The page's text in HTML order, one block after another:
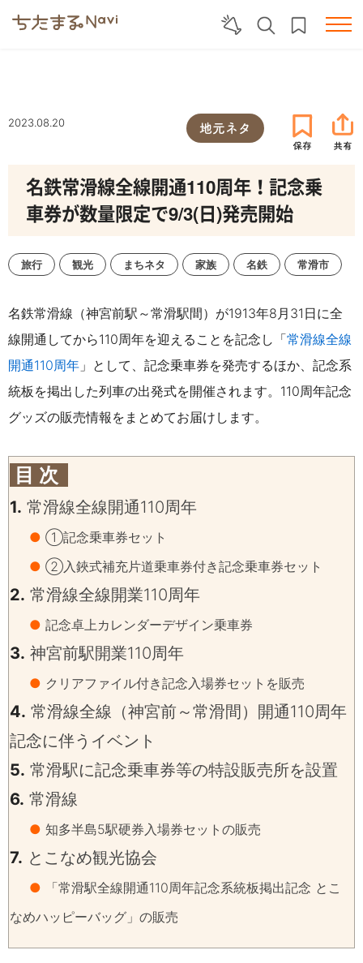
2023.08.20 地元ネタ
名鉄常滑線全線開通110周年！記念乗
車券が数量限定で9/3(日)発売開始
旅行 観光 まちネタ 家族 名鉄 常滑市
名鉄常滑線（神宮前駅～常滑駅間）が1913年8月31日に全
線開通してから110周年を迎えることを記念し「常滑線全線
開通110周年 」として、記念乗車券を発売するほか、記念系
統板を掲出した列車の出発式を開催されます。110周年記念
グッズの販売情報をまとめてお届けします。
目 次
1. 常滑線全線開通110周年
● ①記念乗車券セット
● ②入鋏式補充片道乗車券付き記念乗車券セット
2. 常滑線全線開業110周年
● 記念卓上カレンダーデザイン乗車券
3. 神宮前駅開業110周年
● クリアファイル付き記念入場券セットを販売
4. 常滑線全線（神宮前～常滑間）開通110周年
記念に伴うイベント
5. 常滑駅に記念乗車券等の特設販売所を設置
6. 常滑線
● 知多半島5駅硬券入場券セットの販売
7. とこなめ観光協会
● 「常滑駅全線開通110周年記念系統板掲出記念 とこ
なめハッピーバッグ」の販売